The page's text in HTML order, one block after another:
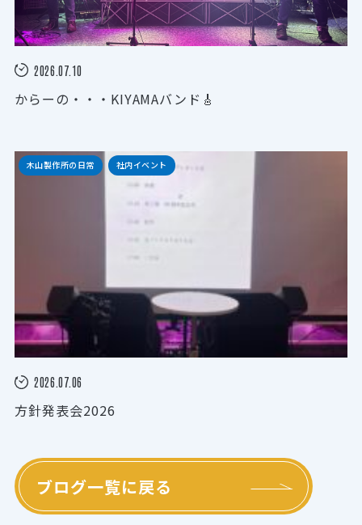
2026.07.10
からーの・・・KIYAMAバンド🎸
2026.07.06
方針発表会2026
木山製作所の日常 社内イベント
ブログ一覧に戻る